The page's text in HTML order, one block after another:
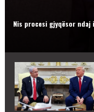
Nis procesi gjyqësor ndaj